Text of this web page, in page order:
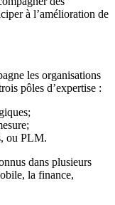
à l’amélioration de
les organisations
pôles d’expertise :
ou PLM.
dans plusieurs
la finance,